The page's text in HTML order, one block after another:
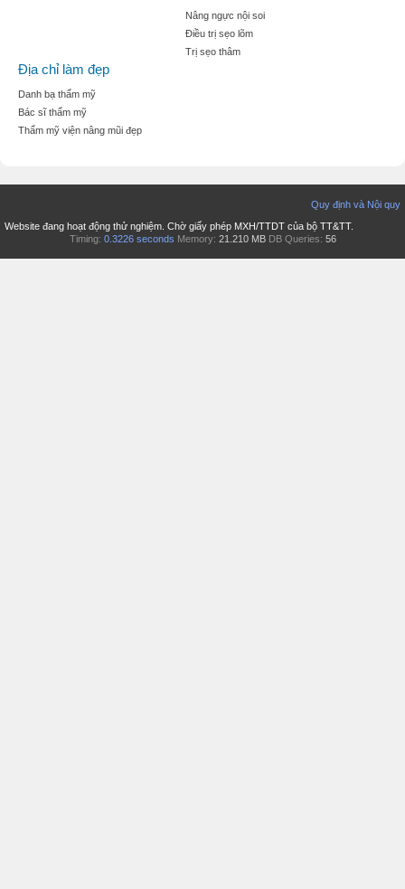
Nâng ngực nội soi
Điều trị sẹo lõm
Trị sẹo thâm
Địa chỉ làm đẹp
Danh bạ thẩm mỹ
Bác sĩ thẩm mỹ
Thẩm mỹ viện nâng mũi đẹp
Quy định và Nội quy
Website đang hoạt động thử nghiệm. Chờ giấy phép MXH/TTDT của bộ TT&TT.
Timing: 0.3226 seconds Memory: 21.210 MB DB Queries: 56